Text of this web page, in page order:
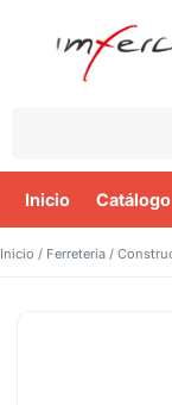
Inicio Catálogo
Inicio / Ferreteria /